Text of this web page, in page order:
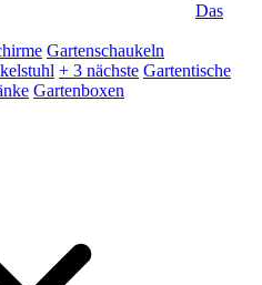
Das
Gartenschaukeln
+ 3 nächste Gartentische
Gartenboxen